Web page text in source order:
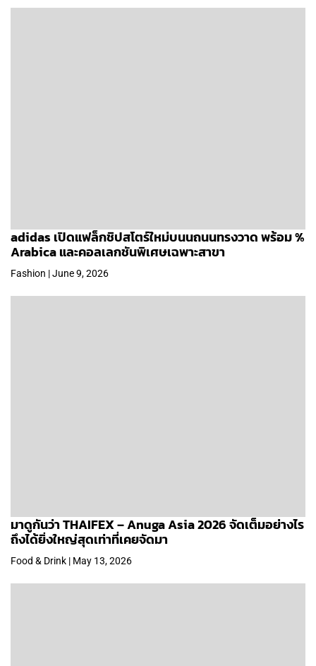
adidas เปิดแฟล็กชิปสโตร์ใหม่บนนถนนทรงวาด พร้อม %
Arabica และคอลเลกชันพิเศษเฉพาะสาขา
Fashion | June 9, 2026
มาดูกันว่า THAIFEX – Anuga Asia 2026 จัดเต็มอย่างไร
ถึงได้ยิ่งใหญ่สุดเท่าที่เคยจัดมา
Food & Drink | May 13, 2026